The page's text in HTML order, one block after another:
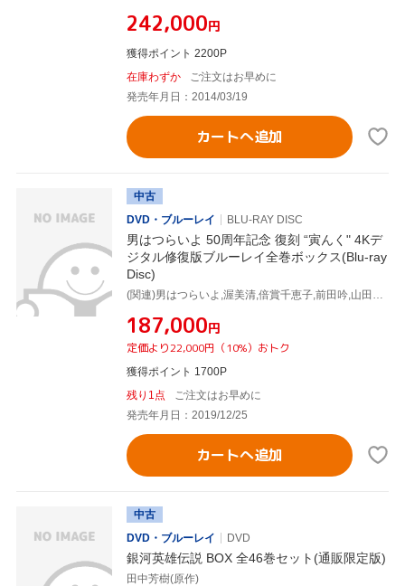
¥242,000円
獲得ポイント 2200P
在庫わずか
ご注文はお早めに
発売年月日：2014/03/19
カートへ追加
中古
DVD・ブルーレイ
BLU-RAY DISC
男はつらいよ 50周年記念 復刻 “寅んく" 4Kデ
ジタル修復版ブルーレイ全巻ボックス(Blu-ray
Disc)
¥187,000円
定価より22,000円（10%）おトク
獲得ポイント 1700P
残り1点
ご注文はお早めに
発売年月日：2019/12/25
カートへ追加
中古
DVD・ブルーレイ
DVD
銀河英雄伝説 BOX 全46巻セット(通販限定版)
田中芳樹(原作)